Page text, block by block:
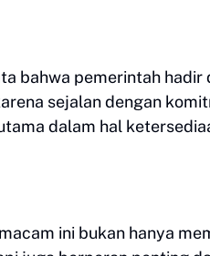
bahwa pemerintah
sejalan dengan
dalam hal
ini bukan hanya